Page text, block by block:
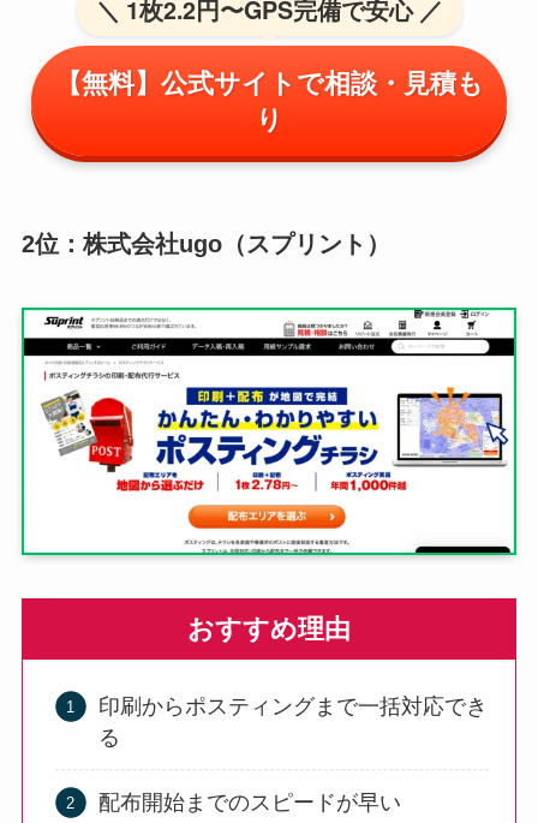
＼ 1枚2.2円〜GPS完備で安心 ／
【無料】公式サイトで相談・見積も
り
2位：株式会社ugo（スプリント）
おすすめ理由
印刷からポスティングまで一括対応でき
る
配布開始までのスピードが早い